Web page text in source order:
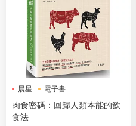
晨星 電子書
肉食密碼：回歸人類本能的飲
食法